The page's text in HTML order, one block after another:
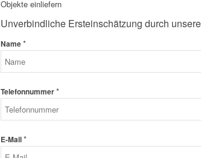
Objekte einliefern
Unverbindliche Ersteinschätzung durch
Name*
Telefonnummer*
E-Mail*